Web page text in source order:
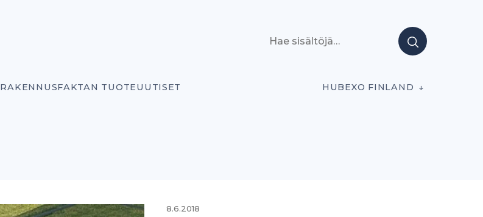
RAKENNUSFAKTAN TUOTEUUTISET HUBEXO FINLAND
8.6.2018